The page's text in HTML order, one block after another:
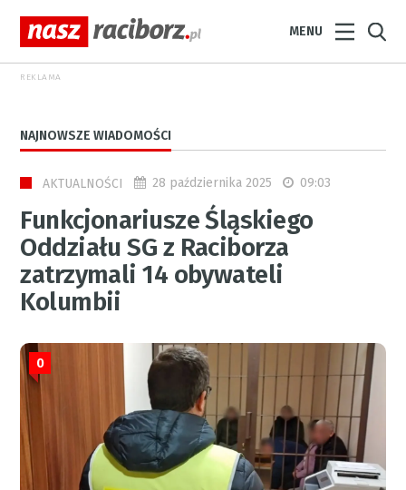
MENU
REKLAMA
NAJNOWSZE WIADOMOŚCI
AKTUALNOŚCI 28 października 2025 09:03
Funkcjonariusze Śląskiego
Oddziału SG z Raciborza
zatrzymali 14 obywateli
Kolumbii
0